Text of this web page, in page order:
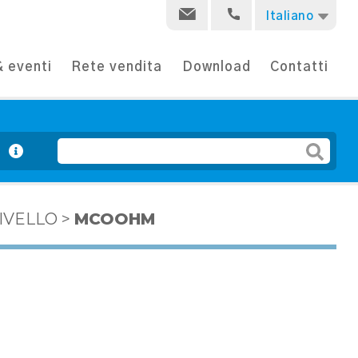
Italiano
eventi Rete vendita Download Contatti
> MCOOHM